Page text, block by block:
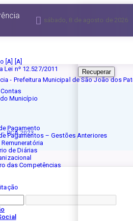
[A]
Lei nº 12.527/2011
Município
Pagamento
Pagamentos – Gestões Anteriores
Remuneratória
de Diárias
das Competências
sábado, 8 de agosto de 2026
– PCA 2023
Recuperar